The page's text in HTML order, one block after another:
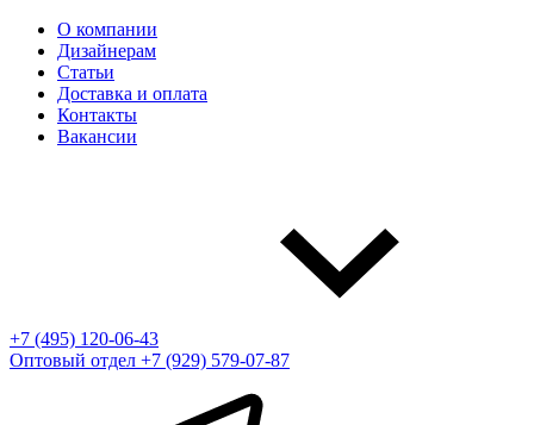
О компании
Дизайнерам
Статьи
Доставка и оплата
Контакты
Вакансии
+7 (495) 120-06-43
Оптовый отдел +7 (929) 579-07-87